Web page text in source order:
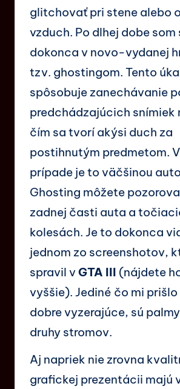
glitchovať pri stene alebo
vzduch. Po dlhej dobe som
dokonca v novo-vydanej
tzv. ghostingom. Tento
spôsobuje zanechávanie
predchádzajúcich snímiek
čím sa tvorí akýsi duch za
postihnutým predmetom.
prípade je to väčšinou
Ghosting môžete
zadnej časti auta a
kolesách. Je to dokonca
jednom zo screenshotov,
spravil vGTA III (nájdete
vyššie). Jediné čo mi
dobre vyzerajúce, sú
druhy stromov.
Aj napriek nie zrovna
grafickej prezentácii majú